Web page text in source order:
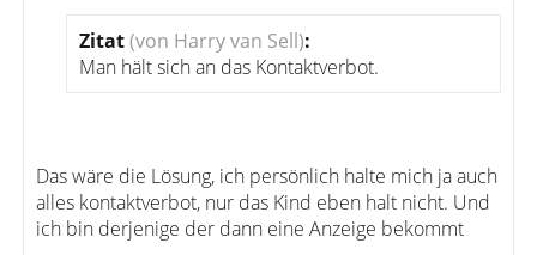
Zitat(von Harry van Sell):
Man hält sich an das Kontaktverbot.
Das wäre die Lösung, ich persönlich halte mich ja auch
alles kontaktverbot, nur das Kind eben halt nicht. Und
ich bin derjenige der dann eine Anzeige bekommt